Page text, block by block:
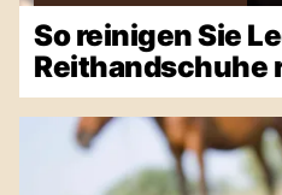
So reinigen Sie
Reithandschuhe